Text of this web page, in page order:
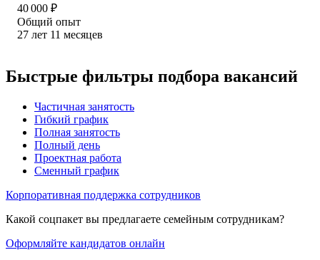
40 000 ₽
Общий опыт
27 лет 11 месяцев
Быстрые фильтры подбора вакансий
Частичная занятость
Гибкий график
Полная занятость
Полный день
Проектная работа
Сменный график
Корпоративная поддержка сотрудников
Какой соцпакет вы предлагаете семейным сотрудникам?
Оформляйте кандидатов онлайн